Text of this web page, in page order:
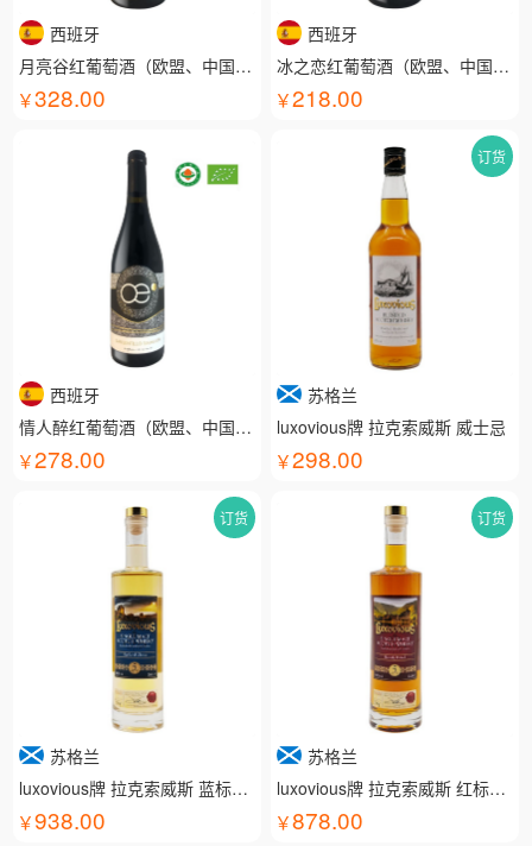
西班牙
月亮谷红葡萄酒（欧盟、中国有机认证）
328.00
西班牙
冰之恋红葡萄酒（欧盟、中国有机认证）
218.00
西班牙
情人醉红葡萄酒（欧盟、中国有机认证）
278.00
订货
苏格兰
luxovious牌 拉克索威斯 威士忌
298.00
订货
苏格兰
luxovious牌 拉克索威斯 蓝标威士忌
938.00
订货
苏格兰
luxovious牌 拉克索威斯 红标威士忌
878.00